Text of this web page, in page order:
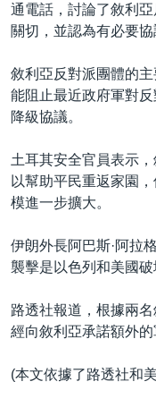
通電話，討論了敘利
關切，並認為有必要
敘利亞反對派團體的
能阻止最近政府軍對
降級協議。
土耳其安全官員表示
以幫助平民重返家園
模進一步擴大。
伊朗外長阿巴斯·阿拉
襲擊是以色列和美國破
路透社報道，根據兩
經向敘利亞承諾額外
(本文依據了路透社和